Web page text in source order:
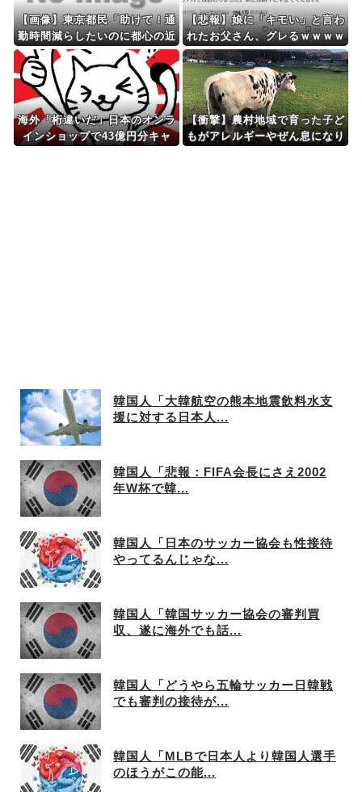
【画像】東京都民「助けて！通
勤時間減らしたいのに都心の近
くが最低10万払わないと住め
ないの！」
【悲報】娘に「キモい」と言わ
れたお父さん、グレるｗｗｗｗ
海外「桁違いだ」日本のオンラ
インショップで43億円分キャ
【衝撃】農村地域で育った子ど
もがアレルギーやぜん息になり
韓国人「大韓航空の熊本地震飲料水支
援に対する日本人...
韓国人「悲報：FIFA会長にさえ2002
年W杯で韓...
韓国人「日本のサッカー協会も性接待
やってるんじゃな...
韓国人「韓国サッカー協会の審判買
収、遂に海外でも話...
韓国人「どうやら五輪サッカー日韓戦
でも審判の接待が...
韓国人「MLBで日本人より韓国人選手
のほうがこの能...